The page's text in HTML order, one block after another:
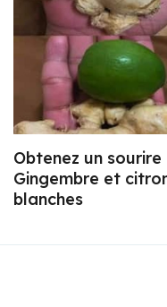
Obtenez un
Gingembre et
blanches